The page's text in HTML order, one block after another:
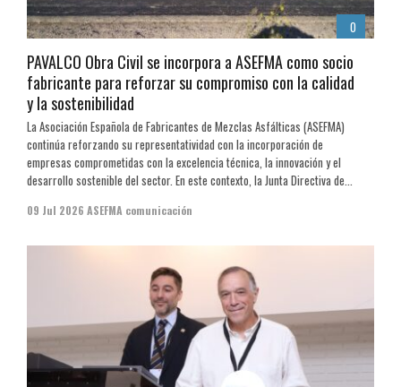
0
PAVALCO Obra Civil se incorpora a ASEFMA como socio
fabricante para reforzar su compromiso con la calidad
y la sostenibilidad
La Asociación Española de Fabricantes de Mezclas Asfálticas (ASEFMA)
continúa reforzando su representatividad con la incorporación de
empresas comprometidas con la excelencia técnica, la innovación y el
desarrollo sostenible del sector. En este contexto, la Junta Directiva de...
09 Jul 2026 ASEFMA comunicación